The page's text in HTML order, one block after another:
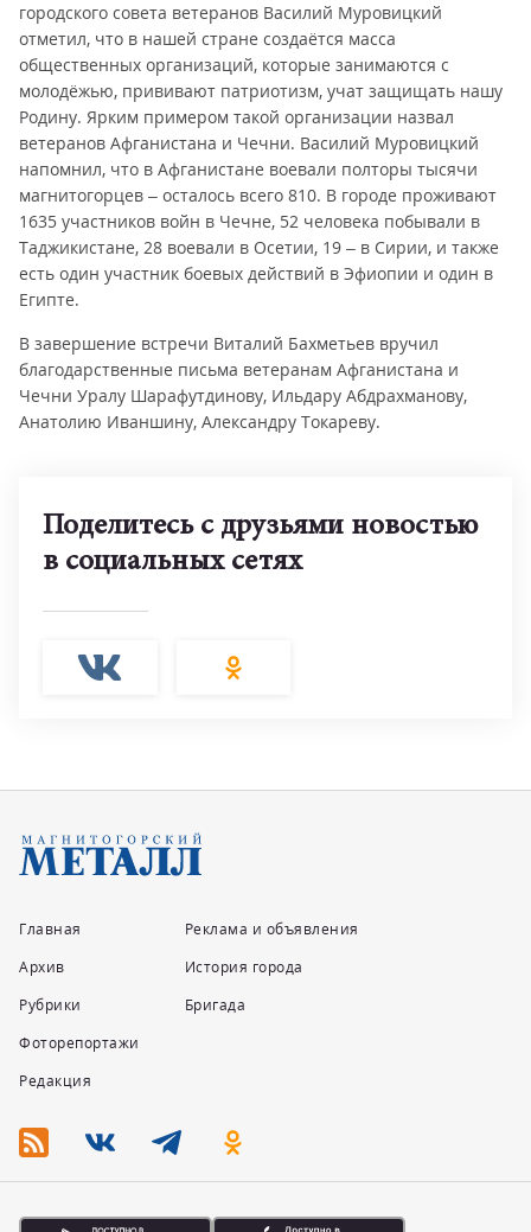
городского совета ветеранов Василий Муровицкий
отметил, что в нашей стране создаётся масса
общественных организаций, которые занимаются с
молодёжью, прививают патриотизм, учат защищать нашу
Родину. Ярким примером такой организации назвал
ветеранов Афганистана и Чечни. Василий Муровицкий
напомнил, что в Афганистане воевали полторы тысячи
магнитогорцев – осталось всего 810. В городе проживают
1635 участников войн в Чечне, 52 человека побывали в
Таджикистане, 28 воевали в Осетии, 19 – в Сирии, и также
есть один участник боевых действий в Эфиопии и один в
Египте.
В завершение встречи Виталий Бахметьев вручил
благодарственные письма ветеранам Афганистана и
Чечни Уралу Шарафутдинову, Ильдару Абдрахманову,
Анатолию Иваншину, Александру Токареву.
Поделитесь с друзьями новостью
в социальных сетях
Главная
Архив
Рубрики
Фоторепортажи
Редакция
Реклама и объявления
История города
Бригада